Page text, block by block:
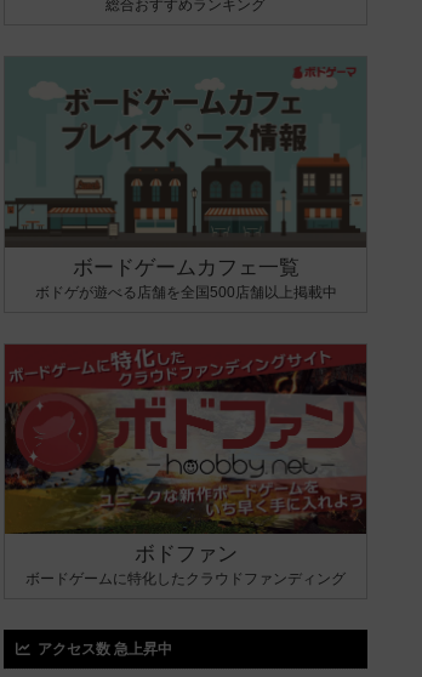
総合おすすめランキング
ボードゲームカフェ一覧
ボドゲが遊べる店舗を全国500店舗以上掲載中
ボドファン
ボードゲームに特化したクラウドファンディング
アクセス数 急上昇中